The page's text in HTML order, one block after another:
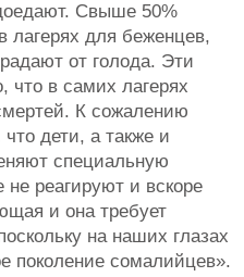
Свыше 50%
лагерях для беженцев,
от голода. Эти
что в самих лагерях
К сожалению
что дети, а также и
специальную
реагируют и вскоре
и она требует
на наших глазах
поколение сомалийцев».